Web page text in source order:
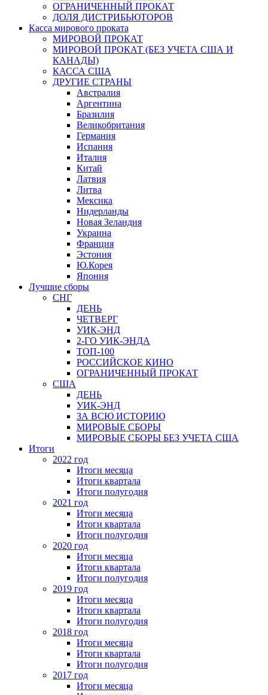
ОГРАНИЧЕННЫЙ ПРОКАТ
ДОЛЯ ДИСТРИБЬЮТОРОВ
Касса мирового проката
МИРОВОЙ ПРОКАТ
МИРОВОЙ ПРОКАТ (БЕЗ УЧЕТА США И
КАНАДЫ)
КАССА США
ДРУГИЕ СТРАНЫ
Австралия
Аргентина
Бразилия
Великобритания
Германия
Испания
Италия
Китай
Латвия
Литва
Мексика
Нидерланды
Новая Зеландия
Украина
Франция
Эстония
Ю.Корея
Япония
Лучшие сборы
СНГ
ДЕНЬ
ЧЕТВЕРГ
УИК-ЭНД
2-ГО УИК-ЭНДА
ТОП-100
РОССИЙСКОЕ КИНО
ОГРАНИЧЕННЫЙ ПРОКАТ
США
ДЕНЬ
УИК-ЭНД
ЗА ВСЮ ИСТОРИЮ
МИРОВЫЕ СБОРЫ
МИРОВЫЕ СБОРЫ БЕЗ УЧЕТА США
Итоги
2022 год
Итоги месяца
Итоги квартала
Итоги полугодия
2021 год
Итоги месяца
Итоги квартала
Итоги полугодия
2020 год
Итоги месяца
Итоги квартала
Итоги полугодия
2019 год
Итоги месяца
Итоги квартала
Итоги полугодия
2018 год
Итоги месяца
Итоги квартала
Итоги полугодия
2017 год
Итоги месяца